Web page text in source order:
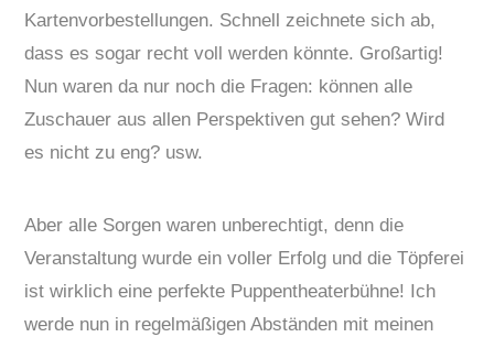
Kartenvorbestellungen. Schnell zeichnete sich ab,
dass es sogar recht voll werden könnte. Großartig!
Nun waren da nur noch die Fragen: können alle
Zuschauer aus allen Perspektiven gut sehen? Wird
es nicht zu eng? usw.
Aber alle Sorgen waren unberechtigt, denn die
Veranstaltung wurde ein voller Erfolg und die Töpferei
ist wirklich eine perfekte Puppentheaterbühne! Ich
werde nun in regelmäßigen Abständen mit meinen